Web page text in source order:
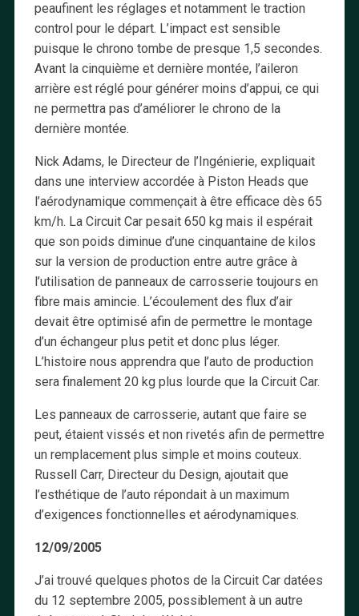
peaufinent les réglages et notamment le traction
control pour le départ. L’impact est sensible
puisque le chrono tombe de presque 1,5 secondes.
Avant la cinquième et dernière montée, l’aileron
arrière est réglé pour générer moins d’appui, ce qui
ne permettra pas d’améliorer le chrono de la
dernière montée.
Nick Adams, le Directeur de l’Ingénierie, expliquait
dans une interview accordée à Piston Heads que
l’aérodynamique commençait à être efficace dès 65
km/h. La Circuit Car pesait 650 kg mais il espérait
que son poids diminue d’une cinquantaine de kilos
sur la version de production entre autre grâce à
l’utilisation de panneaux de carrosserie toujours en
fibre mais amincie. L’écoulement des flux d’air
devait être optimisé afin de permettre le montage
d’un échangeur plus petit et donc plus léger.
L’histoire nous apprendra que l’auto de production
sera finalement 20 kg plus lourde que la Circuit Car.
Les panneaux de carrosserie, autant que faire se
peut, étaient vissés et non rivetés afin de permettre
un remplacement plus simple et moins couteux.
Russell Carr, Directeur du Design, ajoutait que
l’esthétique de l’auto répondait à un maximum
d’exigences fonctionnelles et aérodynamiques.
12/09/2005
J’ai trouvé quelques photos de la Circuit Car datées
du 12 septembre 2005, possiblement à un autre